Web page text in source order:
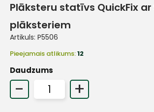
Plāksteru statīvs QuickFix ar
plāksteriem
Artikuls: P5506
Pieejamais atlikums:12
Daudzums
- +